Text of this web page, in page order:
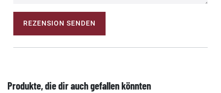
REZENSION SENDEN
Produkte, die dir auch gefallen könnten